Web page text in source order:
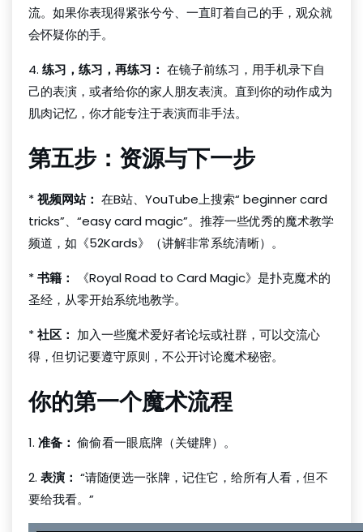
流。如果你表现得紧张兮兮、一直盯着自己的手，观众就
会怀疑你的手。
4. 练习，练习，再练习： 在镜子前练习，用手机录下自
己的表演，或者给你的家人朋友表演。直到你的动作成为
肌肉记忆，你才能专注于表演而非手法。
第五步：资源与下一步
*视频网站： 在B站、YouTube上搜索“ beginner card
tricks”、“easy card magic”。推荐一些优秀的魔术教学
频道，如《52Kards》（讲解非常系统清晰）。
*书籍：
《Royal Road to Card Magic》是扑克魔术的
圣经，从零开始系统地教学。
*社区： 加入一些魔术爱好者论坛或社群，可以交流心
得，但切记要遵守原则，不公开讨论魔术秘密。
你的第一个魔术流程
1. 准备： 偷偷看一眼底牌（关键牌）。
2. 表演： “请随便选一张牌，记住它，给所有人看，但不
要给我看。”